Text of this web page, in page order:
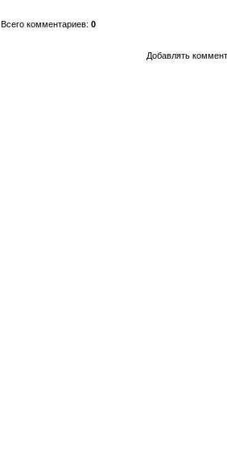
Всего комментариев: 0
Добавлять